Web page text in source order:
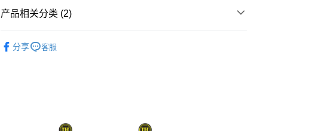
窗。
2. 進行簡訊驗證之後，即可完成結帳手續。
AFTEE APP推播通知。
繳費期限，為商家向您請款的時間，再加上使用AFTEE可延長的天數所計
宅配
产品相关分类 (2)
分享 客服